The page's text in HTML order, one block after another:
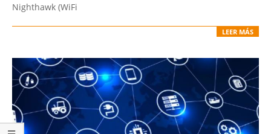
Nighthawk (WiFi
LEER MÁS